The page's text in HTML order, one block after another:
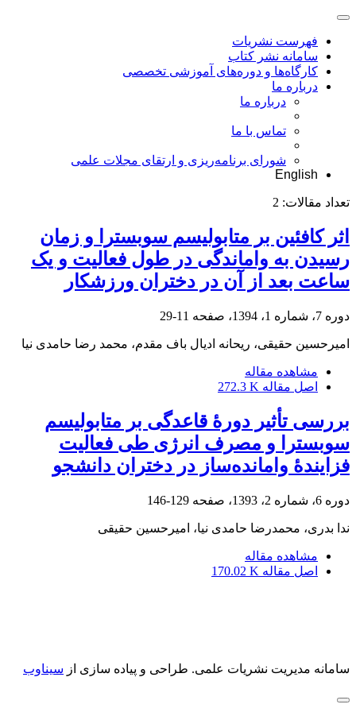
فهرست نشریات
سامانه نشر کتاب
کارگاه‌ها و دوره‌های آموزشی تخصصی
درباره ما
درباره ما
تماس با ما
شورای برنامه‌ریزی و ارتقای مجلات علمی
English
تعداد مقالات: 2
اثر کافئین بر متابولیسم سوبسترا و زمان
رسیدن به واماندگی در طول فعالیت و یک
ساعت بعد از آن در دختران ورزشکار
دوره 7، شماره 1، 1394، صفحه 11-29
امیرحسین حقیقی، ریحانه ادیال باف مقدم، محمد رضا حامدی نیا
مشاهده مقاله
اصل مقاله 272.3 K
بررسی تأثیر دورۀ قاعدگی بر متابولیسم
سوبسترا و مصرف انرژی طی فعالیت
فزایندۀ وامانده‌ساز در دختران دانشجو
دوره 6، شماره 2، 1393، صفحه 129-146
ندا بدری، محمدرضا حامدی نیا، امیرحسین حقیقی
مشاهده مقاله
اصل مقاله 170.02 K
سامانه مدیریت نشریات علمی. طراحی و پیاده سازی از سیناوب